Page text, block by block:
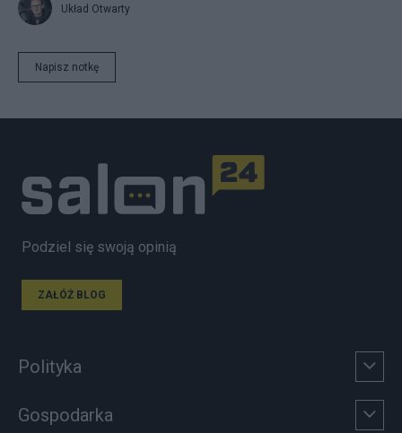
Układ Otwarty
Napisz notkę
Podziel się swoją opinią
ZAŁÓŻ BLOG
Polityka
Gospodarka